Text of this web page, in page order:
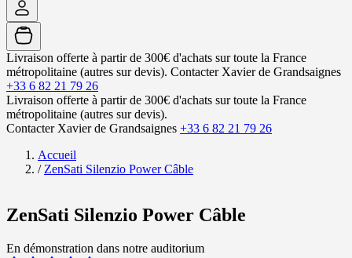
Livraison offerte à partir de 300€ d'achats sur toute la France
métropolitaine (autres sur devis). Contacter Xavier de Grandsaignes
+33 6 82 21 79 26
Livraison offerte à partir de 300€ d'achats sur toute la France
métropolitaine (autres sur devis).
Contacter Xavier de Grandsaignes +33 6 82 21 79 26
Accueil
/ ZenSati Silenzio Power Câble
ZenSati Silenzio Power Câble
En démonstration dans notre auditorium